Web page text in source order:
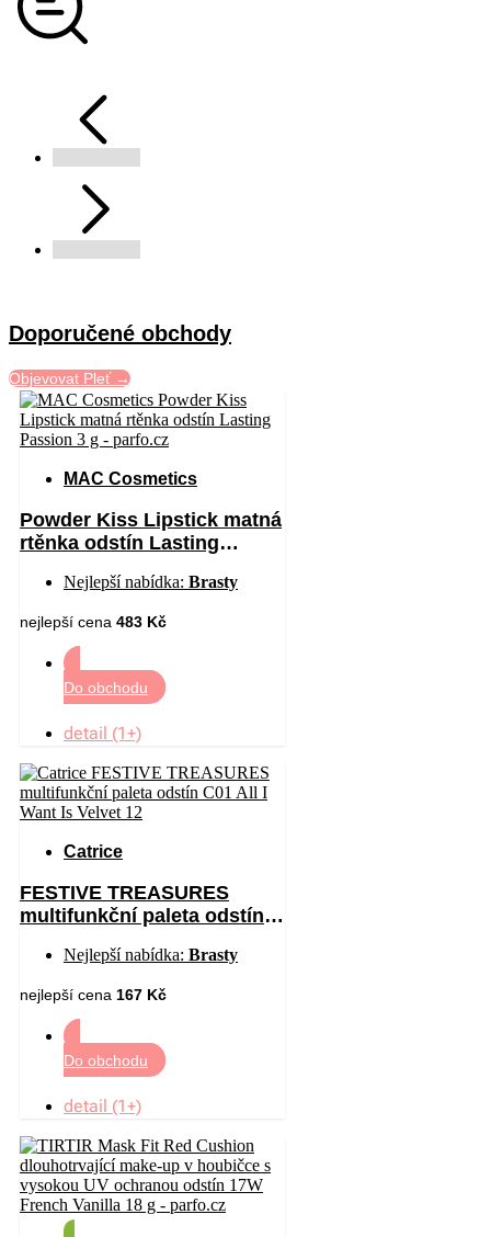
Doporučené obchody
Objevovat Pleť →
MAC Cosmetics
Powder Kiss Lipstick matná
rtěnka odstín Lasting
Nejlepší nabídka: Brasty
nejlepší cena 483 Kč
Do obchodu
detail (1+)
Catrice
FESTIVE TREASURES
multifunkční paleta odstín
Nejlepší nabídka: Brasty
nejlepší cena 167 Kč
Do obchodu
detail (1+)